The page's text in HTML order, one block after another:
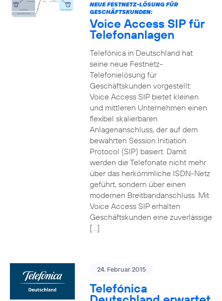
NEUE FESTNETZ-LÖSUNG FÜR
GESCHÄFTSKUNDEN:
Voice Access SIP für
Telefonanlagen
Telefónica in Deutschland hat
seine neue Festnetz-
Telefonielösung für
Geschäftskunden vorgestellt:
Voice Access SIP bietet kleinen
und mittleren Unternehmen einen
flexibel skalierbaren
Anlagenanschluss, der auf dem
bewährten Session Initiation
Protocol (SIP) basiert. Damit
werden die Telefonate nicht mehr
über das herkömmliche ISDN-Netz
geführt, sondern über einen
modernen Breitbandanschluss. Mit
Voice Access SIP erhalten
Geschäftskunden eine zuverlässige
[…]
24. Februar 2015
Telefónica